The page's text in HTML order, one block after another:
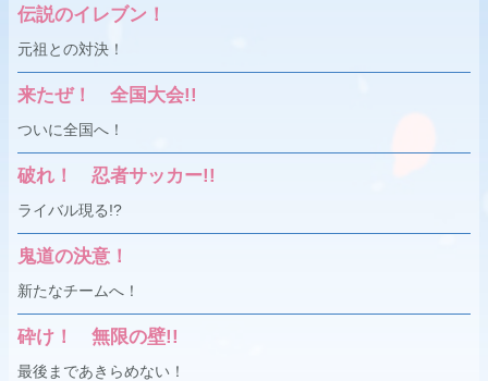
伝説のイレブン！
元祖との対決！
来たぜ！ 全国大会!!
ついに全国へ！
破れ！ 忍者サッカー!!
ライバル現る!?
鬼道の決意！
新たなチームへ！
砕け！ 無限の壁!!
最後まであきらめない！